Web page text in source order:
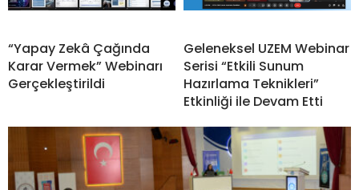
“Yapay Zekâ Çağında
Karar Vermek” Webinarı
Gerçekleştirildi
Geleneksel UZEM Webinar
Serisi “Etkili Sunum
Hazırlama Teknikleri”
Etkinliği ile Devam Etti